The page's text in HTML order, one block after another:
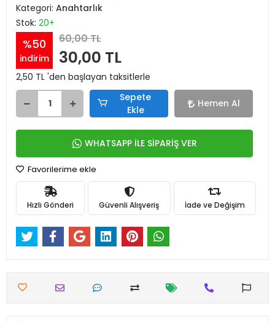
Kategori: Anahtarlık
Stok: 20+
%50
indirim
60,00 TL
30,00 TL
2,50 TL 'den başlayan taksitlerle
Sepete
Ekle
Hemen Al
WHATSAPP İLE SİPARİŞ VER
Favorilerime ekle
Hızlı Gönderi Güvenli Alışveriş İade ve Değişim